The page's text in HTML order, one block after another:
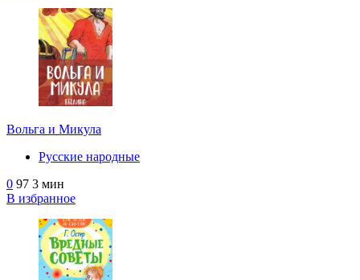
Вольга и Микула
Русские народные
0 97 3 мин
В избранное